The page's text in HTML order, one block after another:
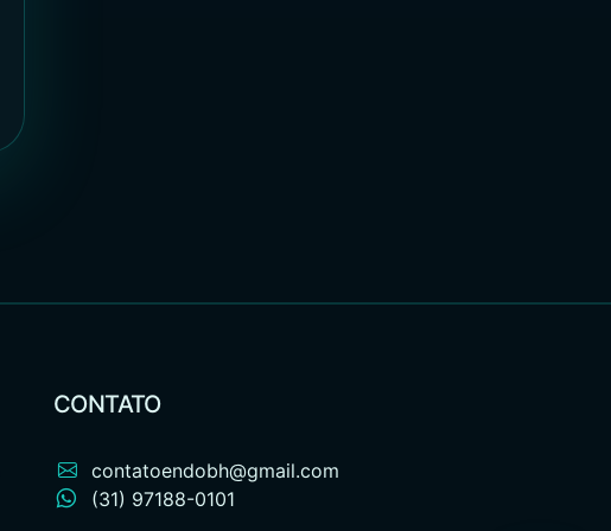
CONTATO
contatoendobh@gmail.com
(31) 97188-0101